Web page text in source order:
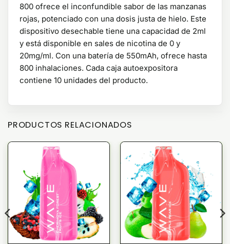
800 ofrece el inconfundible sabor de las manzanas
rojas, potenciado con una dosis justa de hielo. Este
dispositivo desechable tiene una capacidad de 2ml
y está disponible en sales de nicotina de 0 y
20mg/ml. Con una batería de 550mAh, ofrece hasta
800 inhalaciones. Cada caja autoexpositora
contiene 10 unidades del producto.
PRODUCTOS RELACIONADOS